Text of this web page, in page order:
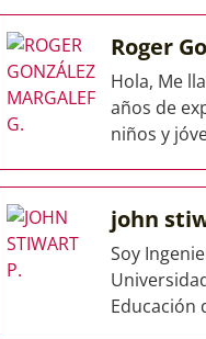
Roger
Hola, Me
años de
niños y
john
Soy
Educación